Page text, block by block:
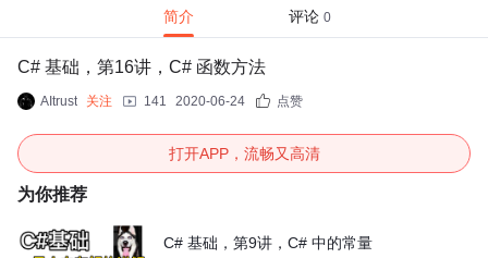
简介 评论 0
C# 基础，第16讲，C# 函数方法
AItrust 关注 141 2020-06-24 点赞
打开APP，流畅又高清
为你推荐
C# 基础，第9讲，C# 中的常量